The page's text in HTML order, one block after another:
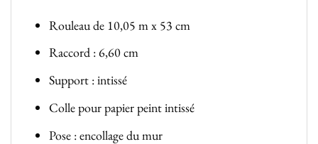
Rouleau de 10,05 m x 53 cm
Raccord : 6,60 cm
Support : intissé
Colle pour papier peint intissé
Pose : encollage du mur